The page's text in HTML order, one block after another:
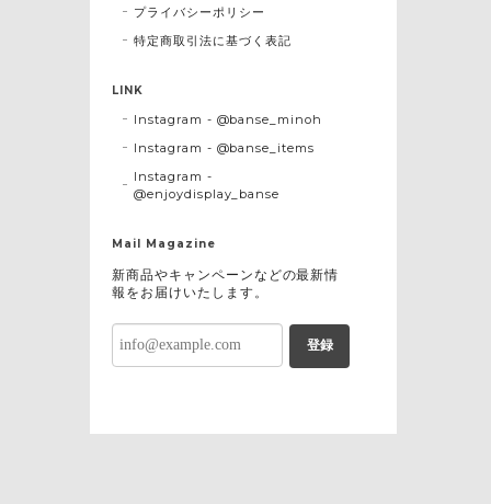
プライバシーポリシー
特定商取引法に基づく表記
LINK
Instagram - @banse_minoh
Instagram - @banse_items
Instagram -
@enjoydisplay_banse
Mail Magazine
新商品やキャンペーンなどの最新情
報をお届けいたします。
登録